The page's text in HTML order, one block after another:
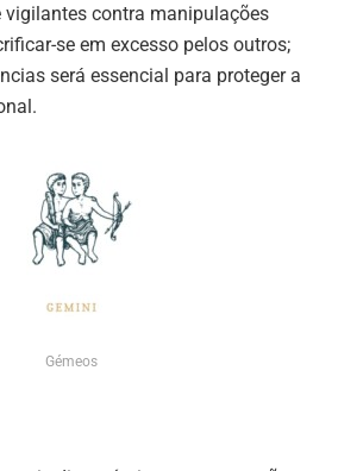
vigilantes contra manipulações
se em excesso pelos outros;
será essencial para proteger a
Gémeos